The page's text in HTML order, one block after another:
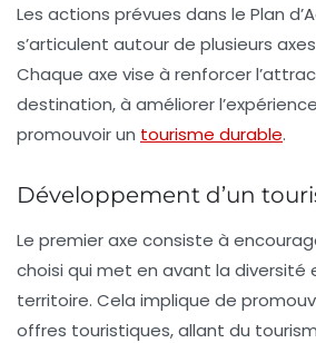
Les actions prévues dans le Plan
s’articulent autour de plusieurs
Chaque axe vise à renforcer
destination, à améliorer
promouvoir un tourisme durable.
Développement d’un
Le premier axe consiste à
choisi qui met en avant la diversité
territoire. Cela implique de
offres touristiques, allant du